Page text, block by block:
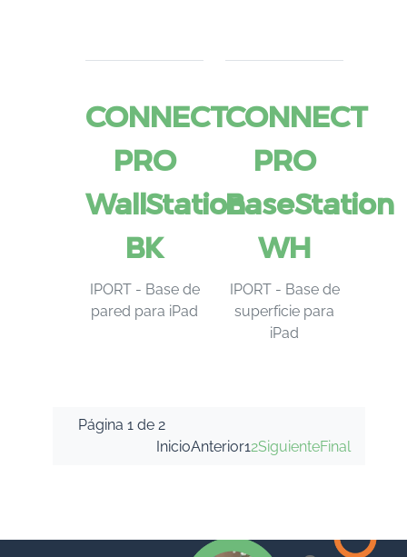
CONNECT
PRO
WallStation
BK
IPORT - Base de
pared para iPad
CONNECT
PRO
BaseStation
WH
IPORT - Base de
superficie para
iPad
Página 1 de 2
InicioAnterior12SiguienteFinal